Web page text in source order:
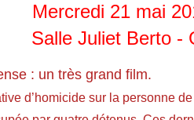
Mercredi 21 mai
Salle Juliet Berto -
: un très grand film.
d’homicide sur la personne